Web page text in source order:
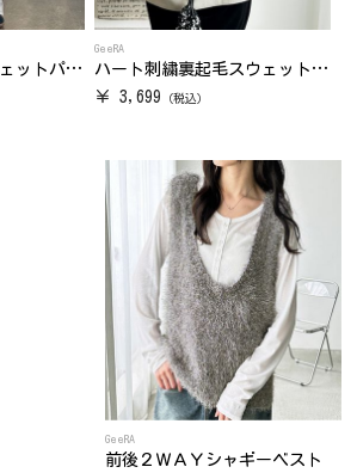
２ＷＡＹカーブスウェットパンツ
GeeRA
ハート刺繍裏起毛スウェットパーカー
￥ 3,699
GeeRA
前後２ＷＡＹシャギーベスト